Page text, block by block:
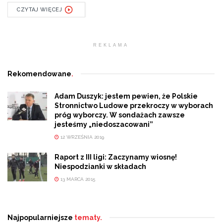
CZYTAJ WIĘCEJ
REKLAMA
Rekomendowane.
Adam Duszyk: jestem pewien, że Polskie
Stronnictwo Ludowe przekroczy w wyborach
próg wyborczy. W sondażach zawsze
jesteśmy „niedoszacowani”
12 WRZEŚNIA 2019
Raport z III ligi: Zaczynamy wiosnę!
Niespodzianki w składach
13 MARCA 2015
Najpopularniejsze tematy.